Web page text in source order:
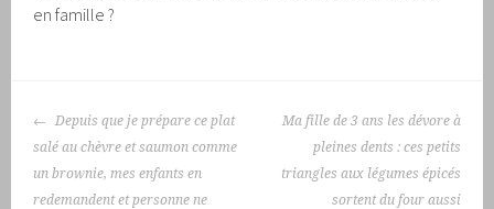
en famille ?
NAVIGATION
DES
ARTICLES
Depuis que je prépare ce plat
salé au chèvre et saumon comme
un brownie, mes enfants en
redemandent et personne ne
Ma fille de 3 ans les dévore à
pleines dents : ces petits
triangles aux légumes épicés
sortent du four aussi